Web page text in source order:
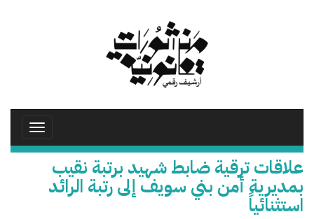
Toggle
علاقات ترقية ضابط شهيد برتبة نقيب
بمديرية أمن بني سويف إلى رتبة الرائد
استثنائياً